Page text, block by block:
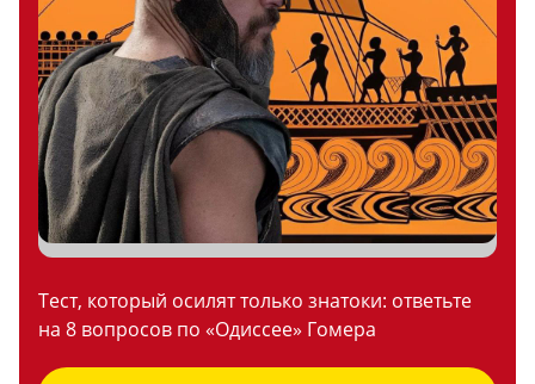
Тест, который осилят только знатоки: ответьте
на 8 вопросов по «Одиссее» Гомера